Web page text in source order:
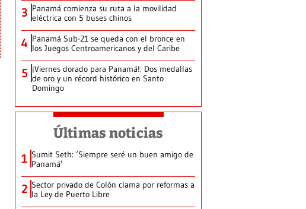
3 Panamá comienza su ruta a la movilidad
eléctrica con 5 buses chinos
4 Panamá Sub-21 se queda con el bronce en
los Juegos Centroamericanos y del Caribe
5 ¡Viernes dorado para Panamá!: Dos medallas
de oro y un récord histórico en Santo
Domingo
Últimas noticias
1 Sumit Seth: ‘Siempre seré un buen amigo de
Panamá’
2 Sector privado de Colón clama por reformas a
la Ley de Puerto Libre